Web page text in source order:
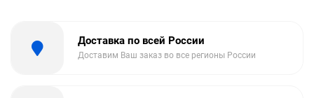
Доставка по всей России
Доставим Ваш заказ во все регионы России